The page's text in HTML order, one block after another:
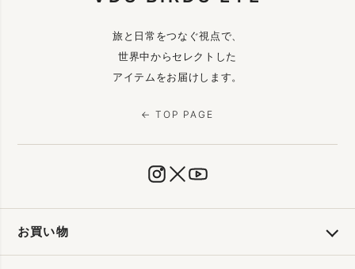
旅と日常をつなぐ視点で、
世界中からセレクトした
アイテムをお届けします。
← TOP PAGE
お買い物